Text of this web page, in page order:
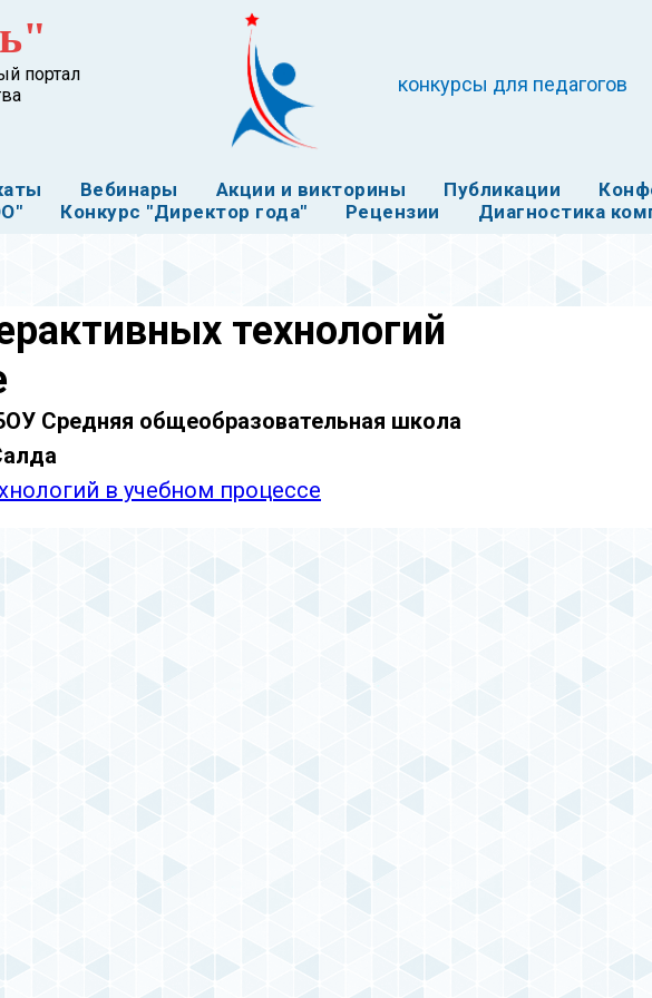
портал
конкурсы для педагогов
Вебинары Акции и викторины Публикации
Конкурс "Директор года" Рецензии Диагностика
технологий
Средняя общеобразовательная школа
в учебном процессе